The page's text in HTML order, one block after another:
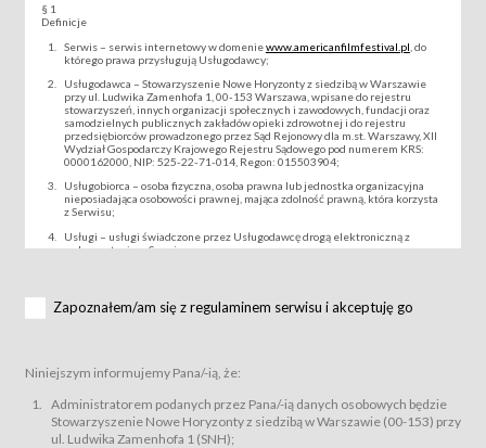
§ 1
Definicje
Serwis – serwis internetowy w domeniewww.americanfilmfestival.pl , do
którego prawa przysługują Usługodawcy;
Usługodawca – Stowarzyszenie Nowe Horyzonty z siedzibą w Warszawie
przy ul. Ludwika Zamenhofa 1, 00-153 Warszawa, wpisane do rejestru
stowarzyszeń, innych organizacji społecznych i zawodowych, fundacji oraz
samodzielnych publicznych zakładów opieki zdrowotnej i do rejestru
przedsiębiorców prowadzonego przez Sąd Rejonowy dla m.st. Warszawy, XII
Wydział Gospodarczy Krajowego Rejestru Sądowego pod numerem KRS:
0000162000, NIP: 525-22-71-014, Regon: 015503904;
Usługobiorca – osoba fizyczna, osoba prawna lub jednostka organizacyjna
nieposiadająca osobowości prawnej, mająca zdolność prawną, która korzysta
z Serwisu;
Usługi – usługi świadczone przez Usługodawcę drogą elektroniczną z
wykorzystaniem Serwisu;
za pośrednictwem Serwisu;
podmiotom z branży mediów i filmowej (Akredytacje);
Bilety – wybrane dokumenty potwierdzające zawarcie umowy z
Usługodawcą i uprawniające do wzięcia udziału w Wydarzeniu,
przewidziane przez Usługodawcę dla danego Wydarzenia, tj. uprawniające
do uczestnictwa w wielu albo w pojedynczych seansach filmowych,
Zapoznałem/am się z regulaminem serwisu i akceptuję go
Niniejszym informujemy Pana/-ią, że:
Administratorem podanych przez Pana/-ią danych osobowych będzie
Stowarzyszenie Nowe Horyzonty z siedzibą w Warszawie (00-153) przy
ul. Ludwika Zamenhofa 1 (SNH);